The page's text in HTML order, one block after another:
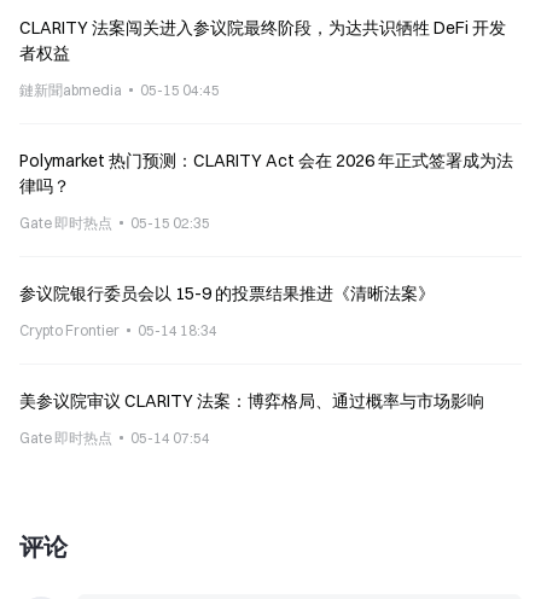
CLARITY 法案闯关进入参议院最终阶段，为达共识牺牲 DeFi 开发
者权益
鏈新聞abmedia 05-15 04:45
Polymarket 热门预测：CLARITY Act 会在 2026 年正式签署成为法
律吗？
Gate 即时热点 05-15 02:35
参议院银行委员会以 15-9 的投票结果推进《清晰法案》
Crypto Frontier 05-14 18:34
美参议院审议 CLARITY 法案：博弈格局、通过概率与市场影响
Gate 即时热点 05-14 07:54
评论